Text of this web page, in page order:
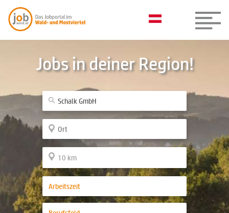
Jobs in deiner Region!